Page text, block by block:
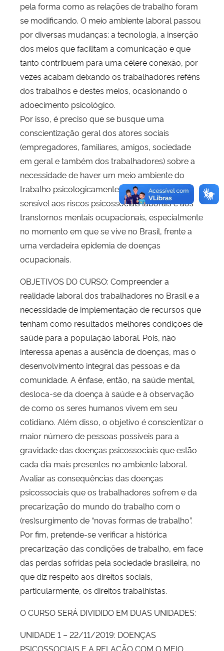
pela forma como as relações de trabalho foram
se modificando. O meio ambiente laboral passou
por diversas mudanças: a tecnologia, a inserção
dos meios que facilitam a comunicação e que
tanto contribuem para uma célere conexão, por
vezes acabam deixando os trabalhadores reféns
dos trabalhos e destes meios, ocasionando o
adoecimento psicológico.
Por isso, é preciso que se busque uma
conscientização geral dos atores sociais
(empregadores, familiares, amigos, sociedade
em geral e também dos trabalhadores) sobre a
necessidade de haver um meio ambiente do
trabalho psicologicamente salubre, que seja
sensível aos riscos psicossociais laborais e aos
transtornos mentais ocupacionais, especialmente
no momento em que se vive no Brasil, frente a
uma verdadeira epidemia de doenças
ocupacionais.
OBJETIVOS DO CURSO: Compreender a
realidade laboral dos trabalhadores no Brasil e a
necessidade de implementação de recursos que
tenham como resultados melhores condições de
saúde para a população laboral. Pois, não
interessa apenas a ausência de doenças, mas o
desenvolvimento integral das pessoas e da
comunidade. A ênfase, então, na saúde mental,
desloca-se da doença à saúde e à observação
de como os seres humanos vivem em seu
cotidiano. Além disso, o objetivo é conscientizar o
maior número de pessoas possíveis para a
gravidade das doenças psicossociais que estão
cada dia mais presentes no ambiente laboral.
Avaliar as consequências das doenças
psicossociais que os trabalhadores sofrem e da
precarização do mundo do trabalho com o
(res)surgimento de “novas formas de trabalho”.
Por fim, pretende-se verificar a histórica
precarização das condições de trabalho, em face
das perdas sofridas pela sociedade brasileira, no
que diz respeito aos direitos sociais,
particularmente, os direitos trabalhistas.
O CURSO SERÁ DIVIDIDO EM DUAS UNIDADES:
UNIDADE 1 – 22/11/2019: DOENÇAS
PSICOSSOCIAIS E A RELAÇÃO COM O MEIO